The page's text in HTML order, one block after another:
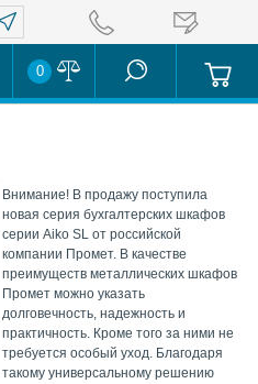
0
Внимание! В продажу поступила
новая серия бухгалтерских шкафов
серии Aiko SL от российской
компании Промет. В качестве
преимуществ металлических шкафов
Промет можно указать
долговечность, надежность и
практичность. Кроме того за ними не
требуется особый уход. Благодаря
такому универсальному решению